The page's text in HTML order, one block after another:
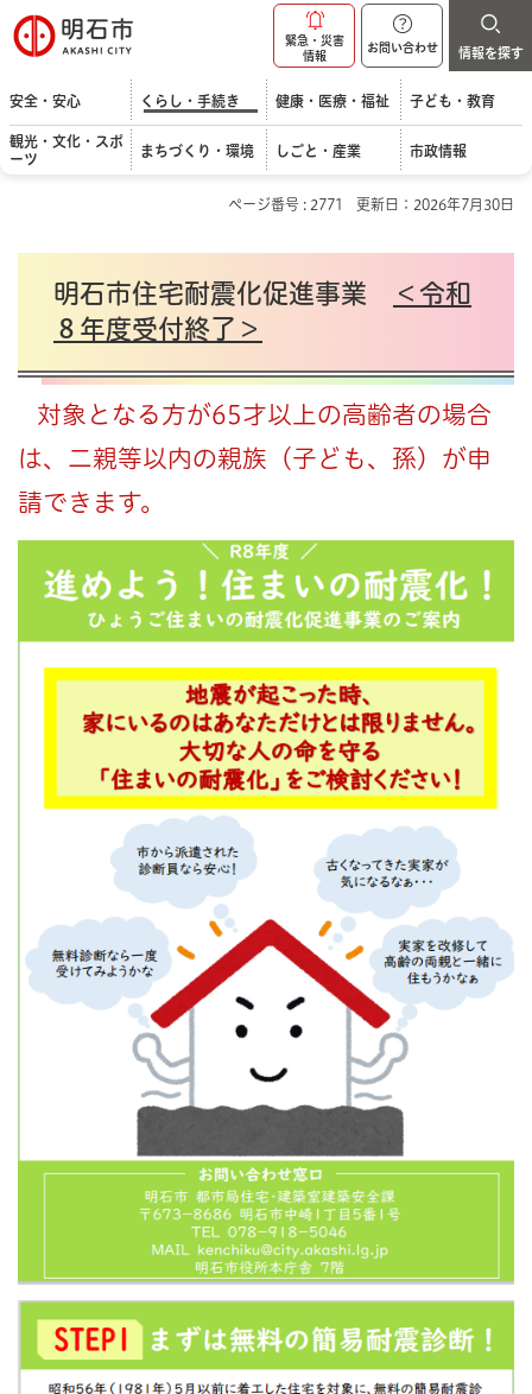
明石市
緊急・災害
情報
お問い合わせ 情報を探す
安全・安心 くらし・手続き 健康・医療・福祉 子ども・教育
観光・文化・スポ
ーツ
まちづくり・環境 しごと・産業 市政情報
ページ番号 : 2771 更新日：2026年7月30日
明石市住宅耐震化促進事業
＜令和
８年度受付終了＞
対象となる方が65才以上の高齢者の場合
は、二親等以内の親族（子ども、孫）が申
請できます。